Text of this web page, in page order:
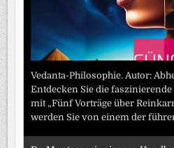
Vedanta-Philosophie. Autor:
Entdecken Sie die
mit „Fünf Vorträge über
werden Sie von einem der